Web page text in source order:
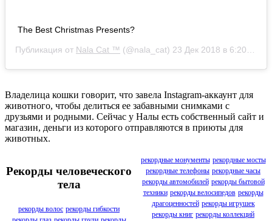
The Best Christmas Presents?
Публикация от Nala Cat ™ (@nala_cat) 23 Дек 2018 в 6:20 PST
Владелица кошки говорит, что завела Instagram-аккаунт для
животного, чтобы делиться ее забавными снимками с
друзьями и родными. Сейчас у Налы есть собственный сайт и
магазин, деньги из которого отправляются в приюты для
животных.
Рекорды человеческого
тела
рекорды волос рекорды гибкости
рекордные монументы рекордные мосты
рекордные телефоны рекордные часы
рекорды автомобилей рекорды бытовой
техники рекорды велосипедов рекорды
драгоценностей рекорды игрушек
рекорды книг рекорды коллекций